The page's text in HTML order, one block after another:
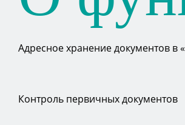
Адресное хранение документов в
Контроль первичных документов